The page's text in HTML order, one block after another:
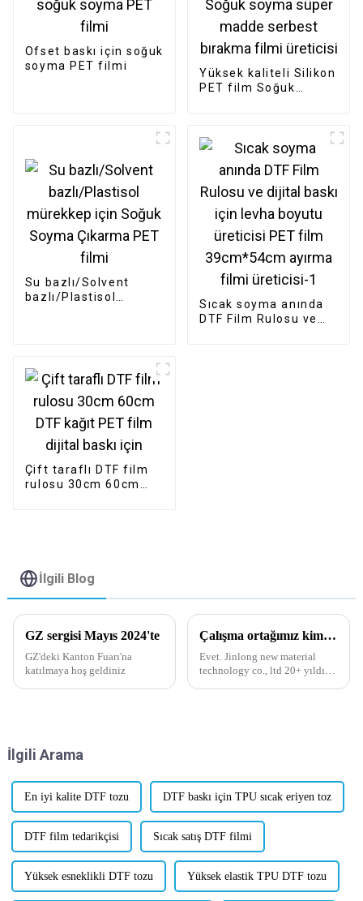
Ofset baskı için soğuk
soyma PET filmi
Yüksek kaliteli Silikon
PET film Soğuk
Su bazlı/Solvent
bazlı/Plastisol
Sıcak soyma anında
DTF Film Rulosu ve
Çift taraflı DTF film
rulosu 30cm 60cm
İlgili Blog
GZ sergisi Mayıs 2024'te
GZ'deki Kanton Fuarı'na
katılmaya hoş geldiniz
Çalışma ortağımız kimdir?
Evet. Jinlong new material
technology co., ltd 20+ yıldır
İlgili Arama
En iyi kalite DTF tozu DTF baskı için TPU sıcak eriyen toz
DTF film tedarikçisi Sıcak satış DTF filmi
Yüksek esneklikli DTF tozu Yüksek elastik TPU DTF tozu